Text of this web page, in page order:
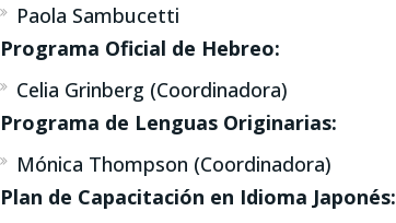
Paola Sambucetti
Programa Oficial de Hebreo:
Celia Grinberg (Coordinadora)
Programa de Lenguas Originarias:
Mónica Thompson (Coordinadora)
Plan de Capacitación en Idioma Japonés: